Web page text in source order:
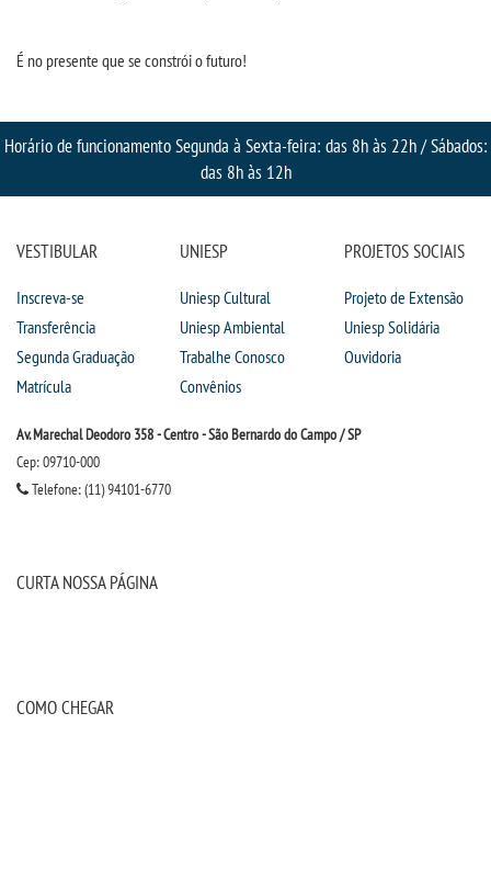
EDITAL
REVISTAS ELETRÔNICAS
REVISTA INTRACIÊNCIA
PDI
É no presente que se constrói o futuro!
Horário de funcionamento Segunda à Sexta-feira: das 8h às 22h / Sábados:
das 8h às 12h
VESTIBULAR
Inscreva-se
Transferência
Segunda Graduação
Matrícula
UNIESP
Uniesp Cultural
Uniesp Ambiental
Trabalhe Conosco
Convênios
PROJETOS SOCIAIS
Projeto de Extensão
Uniesp Solidária
Ouvidoria
Av. Marechal Deodoro 358 - Centro - São Bernardo do Campo / SP
Cep: 09710-000
Telefone: (11) 94101-6770
CURTA NOSSA PÁGINA
COMO CHEGAR